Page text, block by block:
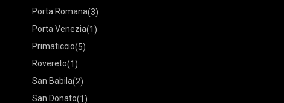
Porta Romana(3)
Porta Venezia(1)
Primaticcio(5)
Rovereto(1)
San Babila(2)
San Donato(1)